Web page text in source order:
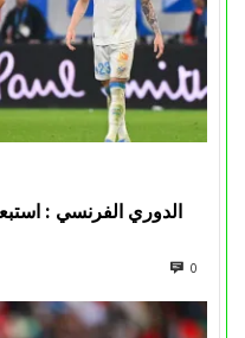
الدوري الفرنسي :
0